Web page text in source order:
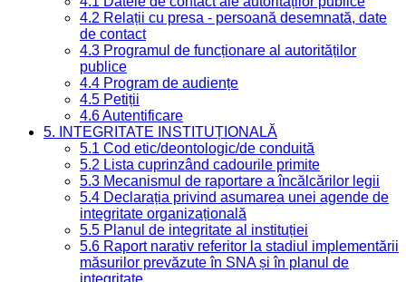
4.2 Relații cu presa - persoană desemnată, date
de contact
4.3 Programul de funcționare al autorităților
publice
4.4 Program de audiențe
4.5 Petiții
4.6 Autentificare
5. INTEGRITATE INSTITUȚIONALĂ
5.1 Cod etic/deontologic/de conduită
5.2 Lista cuprinzând cadourile primite
5.3 Mecanismul de raportare a încălcărilor legii
5.4 Declarația privind asumarea unei agende de
integritate organizațională
5.5 Planul de integritate al instituției
5.6 Raport narativ referitor la stadiul implementării
măsurilor prevăzute în SNA și în planul de
integritate